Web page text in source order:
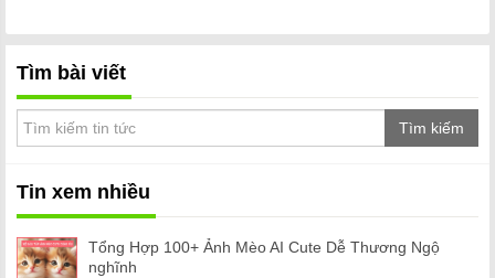
Tìm bài viết
Tìm kiếm
Tin xem nhiều
Tổng Hợp 100+ Ảnh Mèo AI Cute Dễ Thương Ngộ
nghĩnh